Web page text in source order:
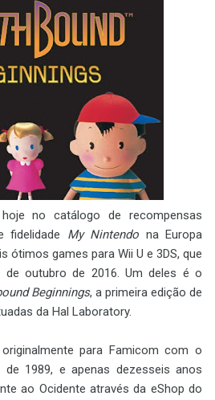
no catálogo de recompensas
fidelidade My Nintendo na Europa
ótimos games para Wii U e 3DS, que
outubro de 2016. Um deles é o
Beginnings, a primeira edição de
da Hal Laboratory.
para Famicom com o
1989, e apenas dezesseis anos
ao Ocidente através da eShop do